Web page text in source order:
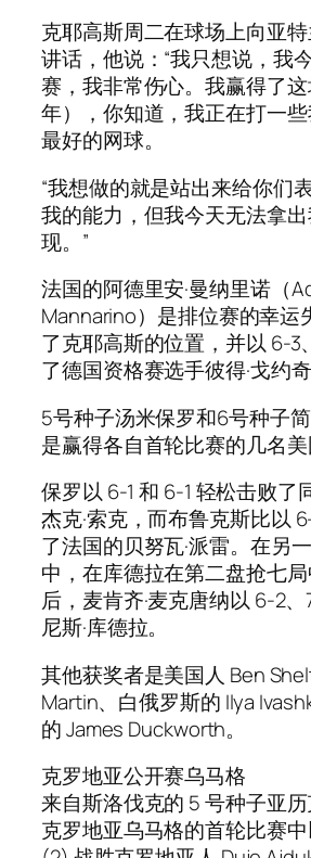
克耶高斯周二在球场上向亚
讲话，他说：“我只想说，我
赛，我非常伤心。我赢得了
年），你知道，我正在打一
最好的网球。
“我想做的就是站出来给你们
我的能力，但我今天无法拿
现。”
法国的阿德里安·曼纳里诺（
Mannarino）是排位赛的幸运
了克耶高斯的位置，并以 6-3
了德国资格赛选手彼得·戈约奇
5号种子汤米保罗和6号种子
是赢得各自首轮比赛的几名美
保罗以 6-1 和 6-1 轻松击败了
杰克·索克，而布鲁克斯比以
了法国的贝努瓦·派雷。在另
中，在库德拉在第二盘抢七
后，麦肯齐·麦克唐纳以 6-2
尼斯·库德拉。
其他获奖者是美国人 Ben
Martin、白俄罗斯的 Ilya
的 James Duckworth。
克罗地亚公开赛乌马格
来自斯洛伐克的 5 号种子亚
克罗地亚乌马格的首轮比赛